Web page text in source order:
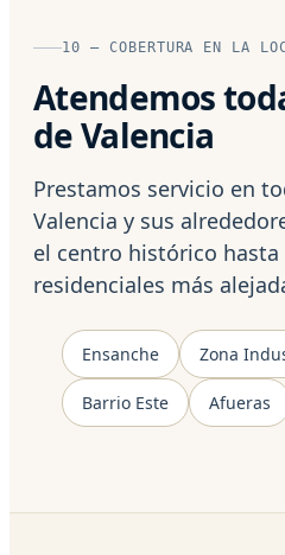
10 — COBERTURA EN LA
Atendemos
de Valencia
Prestamos servicio en
Valencia y sus
el centro histórico hasta
residenciales más
Ensanche Zona
Barrio Este Afueras